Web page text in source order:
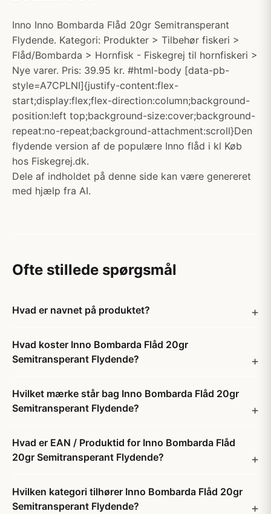
Inno Inno Bombarda Flåd 20gr Semitransperant
Flydende. Kategori: Produkter > Tilbehør fiskeri >
Flåd/Bombarda > Hornfisk - Fiskegrej til hornfiskeri >
Nye varer. Pris: 39.95 kr. #html-body [data-pb-
style=A7CPLNI]{justify-content:flex-
start;display:flex;flex-direction:column;background-
position:left top;background-size:cover;background-
repeat:no-repeat;background-attachment:scroll}Den
flydende version af de populære Inno flåd i kl Køb
hos Fiskegrej.dk.
Dele af indholdet på denne side kan være genereret
med hjælp fra AI.
Ofte stillede spørgsmål
Hvad er navnet på produktet?
Hvad koster Inno Bombarda Flåd 20gr
Semitransperant Flydende?
Hvilket mærke står bag Inno Bombarda Flåd 20gr
Semitransperant Flydende?
Hvad er EAN / Produktid for Inno Bombarda Flåd
20gr Semitransperant Flydende?
Hvilken kategori tilhører Inno Bombarda Flåd 20gr
Semitransperant Flydende?